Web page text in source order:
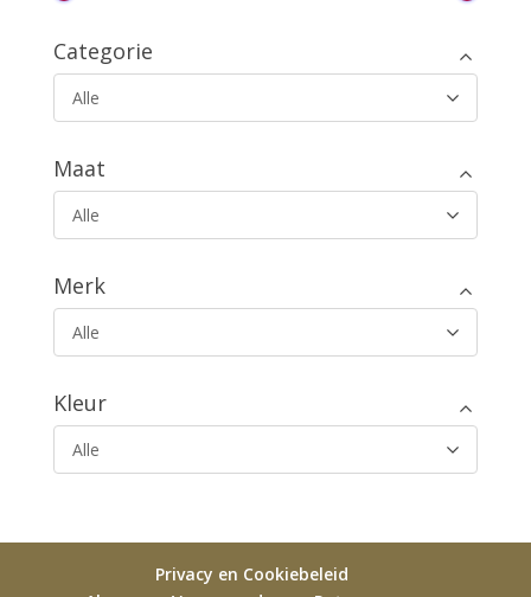
Categorie
Alle
Maat
Alle
Merk
Alle
Kleur
Alle
Privacy en Cookiebeleid